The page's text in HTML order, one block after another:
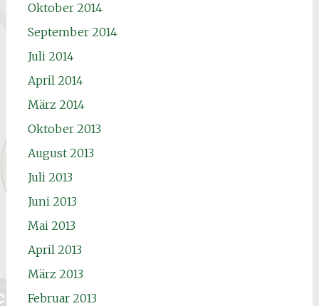
Oktober 2014
September 2014
Juli 2014
April 2014
März 2014
Oktober 2013
August 2013
Juli 2013
Juni 2013
Mai 2013
April 2013
März 2013
Februar 2013